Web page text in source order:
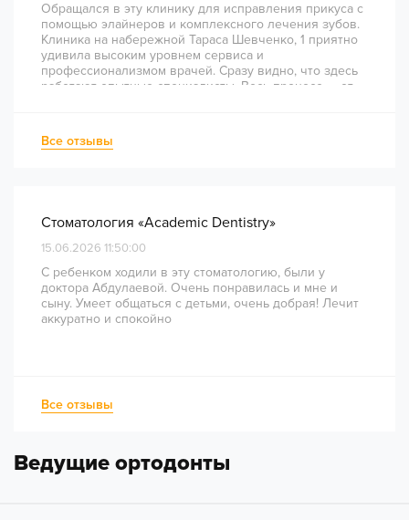
Обращался в эту клинику для исправления прикуса с
помощью элайнеров и комплексного лечения зубов.
Клиника на набережной Тараса Шевченко, 1 приятно
удивила высоким уровнем сервиса и
профессионализмом врачей. Сразу видно, что здесь
работают опытные специалисты. Весь процесс — от
непростое перелечивание каналов прошло
комфортно и безболезненно. Рекомендую всем, кто
Все отзывы
Стоматология «Academic Dentistry»
15.06.2026 11:50:00
С ребенком ходили в эту стоматологию, были у
доктора Абдулаевой. Очень понравилась и мне и
сыну. Умеет общаться с детьми, очень добрая! Лечит
аккуратно и спокойно
Все отзывы
Ведущие ортодонты